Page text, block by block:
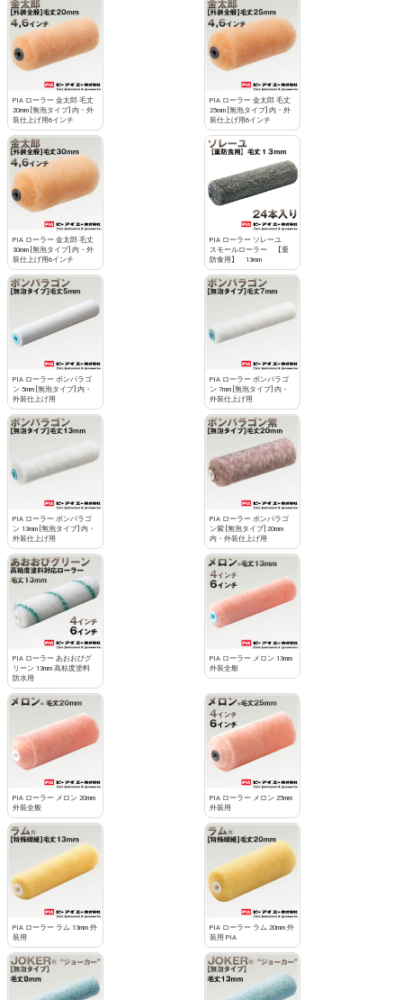
PIA ローラー 金太郎 毛丈
20mm [無泡タイプ] 内・外
装仕上げ用6インチ
PIA ローラー 金太郎 毛丈
25mm [無泡タイプ] 内・外
装仕上げ用6インチ
PIA ローラー 金太郎 毛丈
30mm [無泡タイプ] 内・外
装仕上げ用6インチ
PIA ローラー ソレーユ
スモールローラー 【重
防食用】 13mm
PIA ローラー ボンパラゴ
ン 5mm [無泡タイプ] 内・
外装仕上げ用
PIA ローラー ボンパラゴ
ン 7mm [無泡タイプ] 内・
外装仕上げ用
PIA ローラー ボンパラゴ
ン 13mm [無泡タイプ] 内・
外装仕上げ用
PIA ローラー ボンパラゴ
ン紫 [無泡タイプ] 20mm
内・外装仕上げ用
PIA ローラー あおおびグ
リーン 13mm 高粘度塗料
防水用
PIA ローラー メロン 13mm
外装全般
PIA ローラー メロン 20mm
外装全般
PIA ローラー メロン 25mm
外装用
PIA ローラー ラム 13mm 外
装用
PIA ローラー ラム 20mm 外
装用 PIA